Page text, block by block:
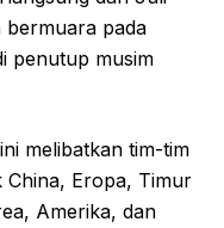
bermuara pada
penutup musim
ini melibatkan tim-tim
China, Eropa, Timur
Amerika, dan